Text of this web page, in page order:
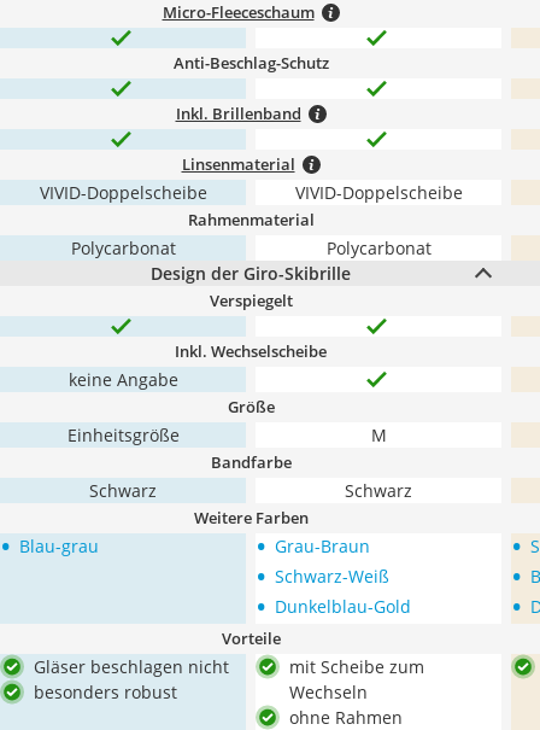
Micro-Fleeceschaum
Anti-Beschlag-Schutz
Inkl. Brillenband
Linsenmaterial
VIVID-Doppelscheibe VIVID-Doppelscheibe
Rahmenmaterial
Polycarbonat
Polycarbonat
Design der Giro-Skibrille
Verspiegelt
Inkl. Wechselscheibe
keine Angabe
Größe
Einheitsgröße M
Bandfarbe
Schwarz Schwarz
Weitere Farben
• Blau-grau • Grau-Braun
• Schwarz-Weiß
• Dunkelblau-Gold
•
•
•
Vorteile
Gläser beschlagen nicht
besonders robust
mit Scheibe zum
Wechseln
ohne Rahmen